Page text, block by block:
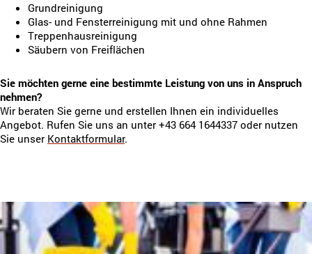
Grundreinigung
Glas- und Fensterreinigung mit und ohne Rahmen
Treppenhausreinigung
Säubern von Freiflächen
Sie möchten gerne eine bestimmte Leistung von uns in Anspruch
nehmen?
Wir beraten Sie gerne und erstellen Ihnen ein individuelles
Angebot. Rufen Sie uns an unter +43 664 1644337 oder nutzen
Sie unser Kontaktformular.